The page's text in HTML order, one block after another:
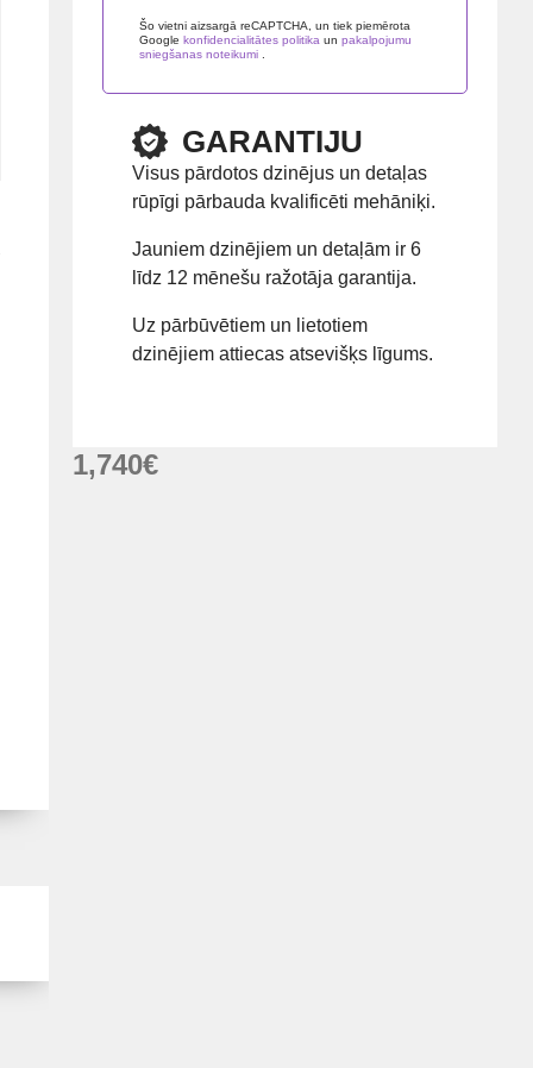
leave
this
field
Šo vietni aizsargā reCAPTCHA, un tiek piemērota
Google konfidencialitātes politika un pakalpojumu
sniegšanas noteikumi.
GARANTIJU
Visus pārdotos dzinējus un detaļas
rūpīgi pārbauda kvalificēti mehāniķi.
Jauniem dzinējiem un detaļām ir 6
līdz 12 mēnešu ražotāja garantija.
Uz pārbūvētiem un lietotiem
dzinējiem attiecas atsevišķs līgums.
1,740€